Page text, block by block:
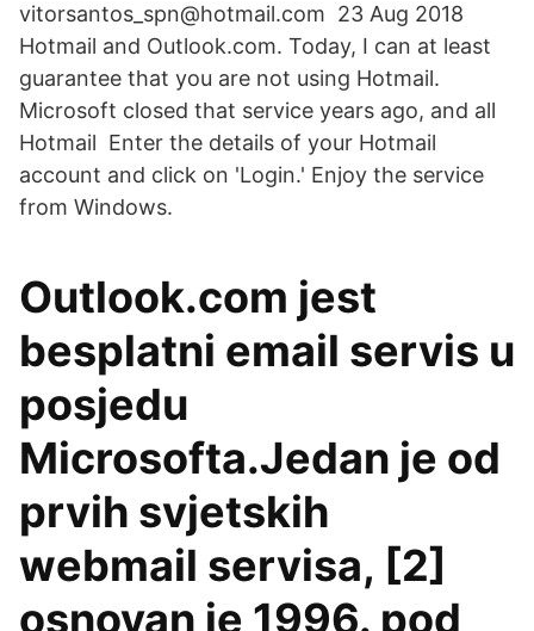
vitorsantos_spn@hotmail.com 23 Aug 2018
Hotmail and Outlook.com. Today, I can at least
guarantee that you are not using Hotmail.
Microsoft closed that service years ago, and all
Hotmail Enter the details of your Hotmail
account and click on 'Login.' Enjoy the service
from Windows.
Outlook.com jest
besplatni email servis u
posjedu
Microsofta.Jedan je od
prvih svjetskih
webmail servisa, [2]
osnovan je 1996. pod